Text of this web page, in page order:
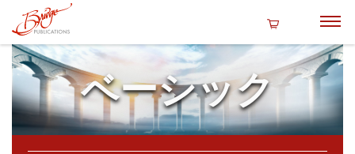
ベーシック